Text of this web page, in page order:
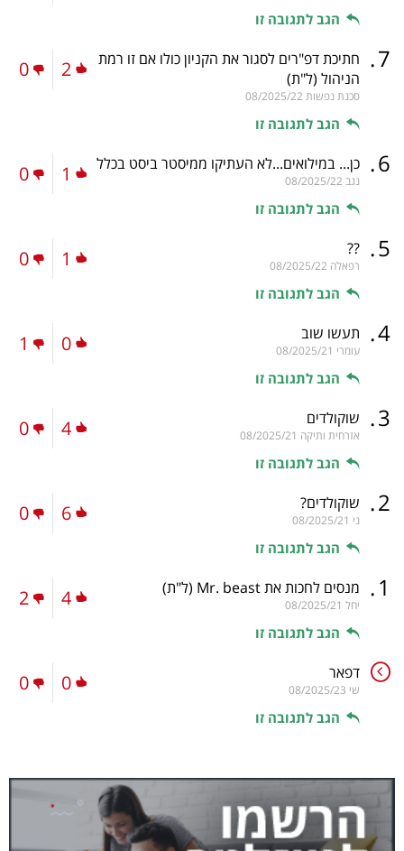
הגב לתגובה זו
7
. חתיכת דפ"רים לסגור את הקניון כולו אם זו רמת
הניהול (ל"ת)
סכנת נפשות 08/2025/22
הגב לתגובה זו
2
0
6
. כן... במילואים...לא העתיקו ממיסטר ביסט בכלל
נגב 08/2025/22
הגב לתגובה זו
1
0
5
.
??
רפאלה 08/2025/22
הגב לתגובה זו
1
0
4
. ‏תעשו שוב
עומרי 08/2025/21
הגב לתגובה זו
0
1
3
. שוקולדים
אזרחית ותיקה 08/2025/21
הגב לתגובה זו
4
0
2
. שוקולדים?
ני 08/2025/21
הגב לתגובה זו
6
0
1
. מנסים לחכות את Mr. beast (ל"ת)
יחל 08/2025/21
הגב לתגובה זו
4
2
דפאר
שי 08/2025/23
הגב לתגובה זו
0
0